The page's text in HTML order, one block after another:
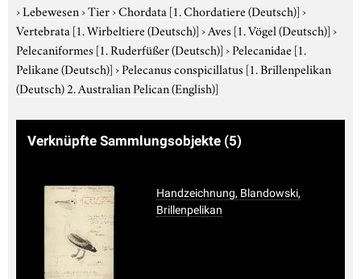
›Lebewesen›Tier›Chordata [1. Chordatiere (Deutsch)]›
Vertebrata [1. Wirbeltiere (Deutsch)]›Aves [1. Vögel (Deutsch)]›
Pelecaniformes [1. Ruderfüßer (Deutsch)]›Pelecanidae [1.
Pelikane (Deutsch)]›Pelecanus conspicillatus [1. Brillenpelikan
(Deutsch) 2. Australian Pelican (English)]
Verknüpfte Sammlungsobjekte (5)
Handzeichnung, Blandowski,
Brillenpelikan